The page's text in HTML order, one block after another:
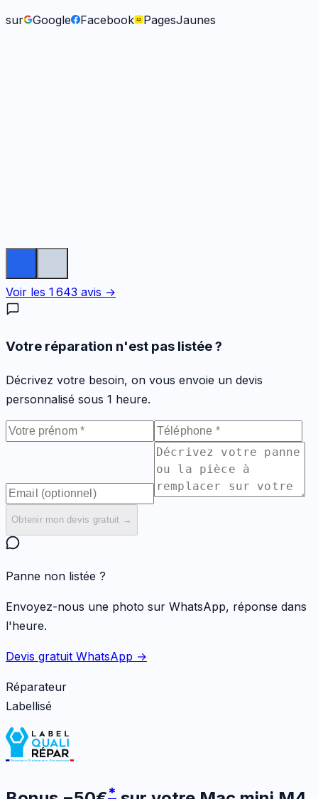
sur Google Facebook PagesJaunes
Voir les 1 643 avis →
Votre réparation n'est pas listée ?
Décrivez votre besoin, on vous envoie un devis
personnalisé sous 1 heure.
Obtenir mon devis gratuit →
Panne non listée ?
Envoyez-nous une photo sur WhatsApp, réponse dans
l'heure.
Devis gratuit WhatsApp →
Réparateur
Labellisé
*